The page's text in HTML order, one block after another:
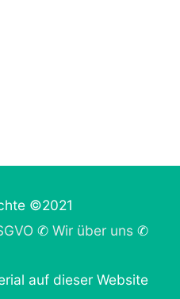
©2021
✆ Wir über uns✆
auf dieser Website